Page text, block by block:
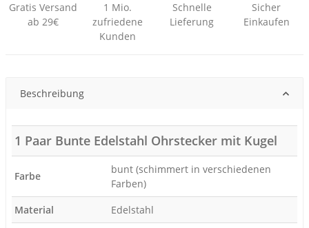
Gratis Versand
ab 29€
1 Mio.
zufriedene
Kunden
Schnelle
Lieferung
Sicher
Einkaufen
Beschreibung
1 Paar Bunte Edelstahl Ohrstecker mit Kugel
Farbe
bunt (schimmert in verschiedenen
Farben)
Material
Edelstahl